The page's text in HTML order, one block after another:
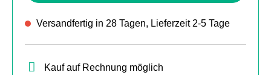
Versandfertig in 28 Tagen, Lieferzeit 2-5 Tage
Kauf auf Rechnung möglich